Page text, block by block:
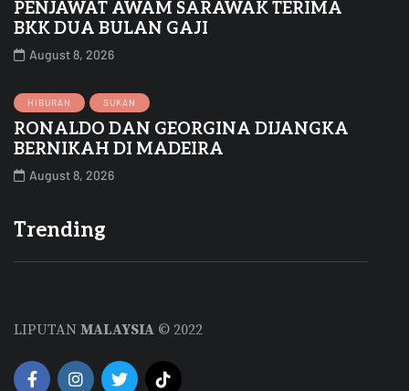
PENJAWAT AWAM SARAWAK TERIMA
BKK DUA BULAN GAJI
August 8, 2026
HIBURAN SUKAN
RONALDO DAN GEORGINA DIJANGKA
BERNIKAH DI MADEIRA
August 8, 2026
Trending
LIPUTAN MALAYSIA © 2022